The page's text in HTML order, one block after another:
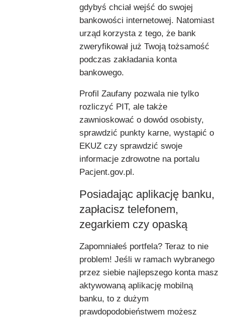
gdybyś chciał wejść do swojej
bankowości internetowej. Natomiast
urząd korzysta z tego, że bank
zweryfikował już Twoją tożsamość
podczas zakładania konta
bankowego.
Profil Zaufany pozwala nie tylko
rozliczyć PIT, ale także
zawnioskować o dowód osobisty,
sprawdzić punkty karne, wystąpić o
EKUZ czy sprawdzić swoje
informacje zdrowotne na portalu
Pacjent.gov.pl.
Posiadając aplikację banku,
zapłacisz telefonem,
zegarkiem czy opaską
Zapomniałeś portfela? Teraz to nie
problem! Jeśli w ramach wybranego
przez siebie najlepszego konta masz
aktywowaną aplikację mobilną
banku, to z dużym
prawdopodobieństwem możesz